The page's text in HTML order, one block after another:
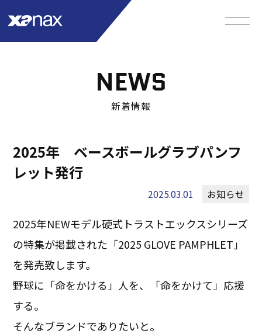
NEWS
新着情報
2025年 ベースボールグラブパンフ
レット発行
2025.03.01 お知らせ
2025年NEWモデル硬式トラストエックスシリーズ
の特集が掲載された「2025 GLOVE PAMPHLET」
を発売致します。
野球に「命をかける」人を、「命をかけて」応援
する。
そんなブランドでありたいと。